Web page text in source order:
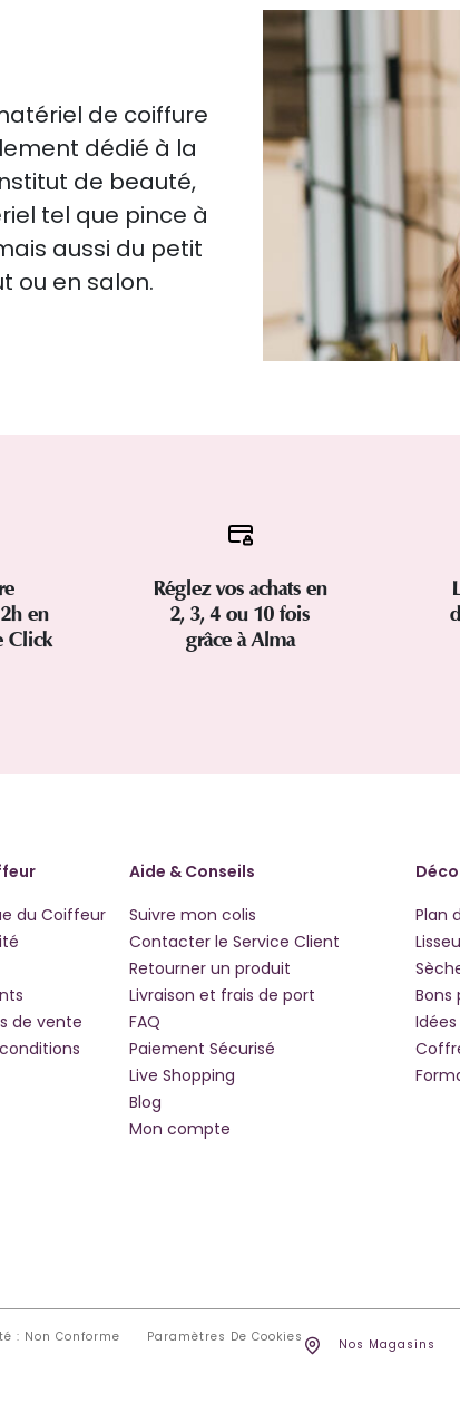
de coiffure
dédié à la
de beauté,
tel que pince à
aussi du petit
ou en salon.
en
Click
Réglez vos achats en
2, 3, 4 ou 10 fois
grâce à Alma
du Coiffeur
de vente
Aide & Conseils
Suivre mon colis
Contacter le Service Client
Retourner un produit
Livraison et frais de port
FAQ
Paiement Sécurisé
Live Shopping
Blog
Mon compte
Plan
Bons
: Non Conforme Paramètres De Cookies
Nos Magasins